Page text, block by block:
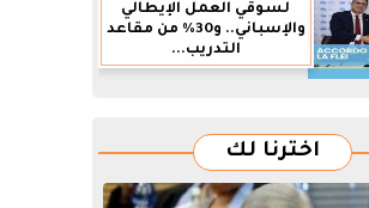
لسوقي العمل الإيطالي
والإسباني.. و30% من مقاعد
التدريب...
اخترنا لك